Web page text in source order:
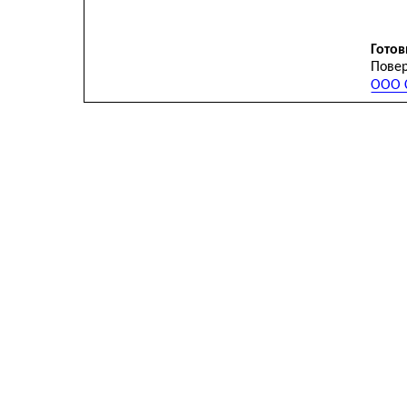
ООО